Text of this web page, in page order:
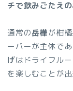
チで飲みごたえ
通常の岳樺が柑
ーバーが主体で
げはドライフル
を楽しむことが